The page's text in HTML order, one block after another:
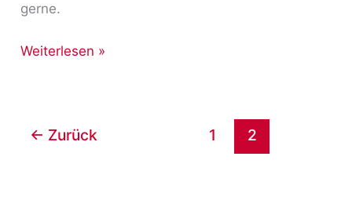
gerne.
Weiterlesen »
← Zurück 1 2